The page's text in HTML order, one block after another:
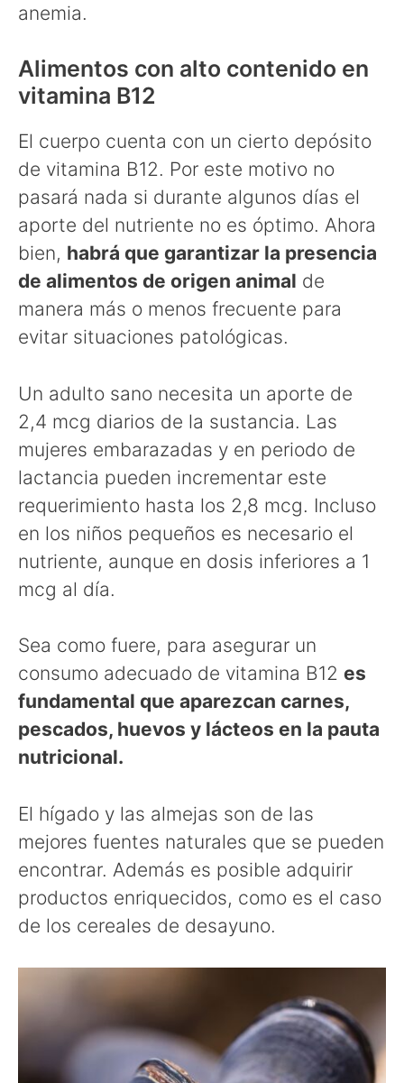
anemia.
Alimentos con alto contenido en
vitamina B12
El cuerpo cuenta con un cierto depósito
de vitamina B12. Por este motivo no
pasará nada si durante algunos días el
aporte del nutriente no es óptimo. Ahora
bien, habrá que garantizar la presencia
de alimentos de origen animal de
manera más o menos frecuente para
evitar situaciones patológicas.
Un adulto sano necesita un aporte de
2,4 mcg diarios de la sustancia. Las
mujeres embarazadas y en periodo de
lactancia pueden incrementar este
requerimiento hasta los 2,8 mcg. Incluso
en los niños pequeños es necesario el
nutriente, aunque en dosis inferiores a 1
mcg al día.
Sea como fuere, para asegurar un
consumo adecuado de vitamina B12 es
fundamental que aparezcan carnes,
pescados, huevos y lácteos en la pauta
nutricional.
El hígado y las almejas son de las
mejores fuentes naturales que se pueden
encontrar. Además es posible adquirir
productos enriquecidos, como es el caso
de los cereales de desayuno.